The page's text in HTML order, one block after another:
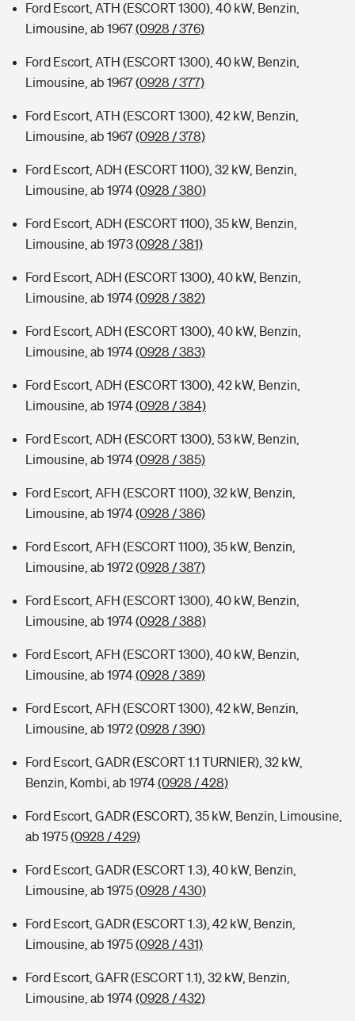
Typklassen: So ist Ihr Auto eingestuft
Sie haben Fragen?
Ford Escort, ATH (ESCORT 1300), 40 kW, Benzin,
Limousine, ab 1967(0928 / 376)
Ford Escort, ATH (ESCORT 1300), 40 kW, Benzin,
Limousine, ab 1967(0928 / 377)
Ford Escort, ATH (ESCORT 1300), 42 kW, Benzin,
Limousine, ab 1967(0928 / 378)
Ford Escort, ADH (ESCORT 1100), 32 kW, Benzin,
Limousine, ab 1974(0928 / 380)
Ford Escort, ADH (ESCORT 1100), 35 kW, Benzin,
Limousine, ab 1973(0928 / 381)
Ford Escort, ADH (ESCORT 1300), 40 kW, Benzin,
Limousine, ab 1974(0928 / 382)
Ford Escort, ADH (ESCORT 1300), 40 kW, Benzin,
Limousine, ab 1974(0928 / 383)
Ford Escort, ADH (ESCORT 1300), 42 kW, Benzin,
Limousine, ab 1974(0928 / 384)
Ford Escort, ADH (ESCORT 1300), 53 kW, Benzin,
Limousine, ab 1974(0928 / 385)
Ford Escort, AFH (ESCORT 1100), 32 kW, Benzin,
Limousine, ab 1974(0928 / 386)
Ford Escort, AFH (ESCORT 1100), 35 kW, Benzin,
Limousine, ab 1972(0928 / 387)
Ford Escort, AFH (ESCORT 1300), 40 kW, Benzin,
Limousine, ab 1974(0928 / 388)
Ford Escort, AFH (ESCORT 1300), 40 kW, Benzin,
Limousine, ab 1974(0928 / 389)
Ford Escort, AFH (ESCORT 1300), 42 kW, Benzin,
Limousine, ab 1972(0928 / 390)
Ford Escort, GADR (ESCORT 1.1 TURNIER), 32 kW,
Benzin, Kombi, ab 1974(0928 / 428)
Ford Escort, GADR (ESCORT), 35 kW, Benzin, Limousine,
ab 1975(0928 / 429)
Ford Escort, GADR (ESCORT 1.3), 40 kW, Benzin,
Limousine, ab 1975(0928 / 430)
Ford Escort, GADR (ESCORT 1.3), 42 kW, Benzin,
Limousine, ab 1975(0928 / 431)
Ford Escort, GAFR (ESCORT 1.1), 32 kW, Benzin,
Limousine, ab 1974(0928 / 432)